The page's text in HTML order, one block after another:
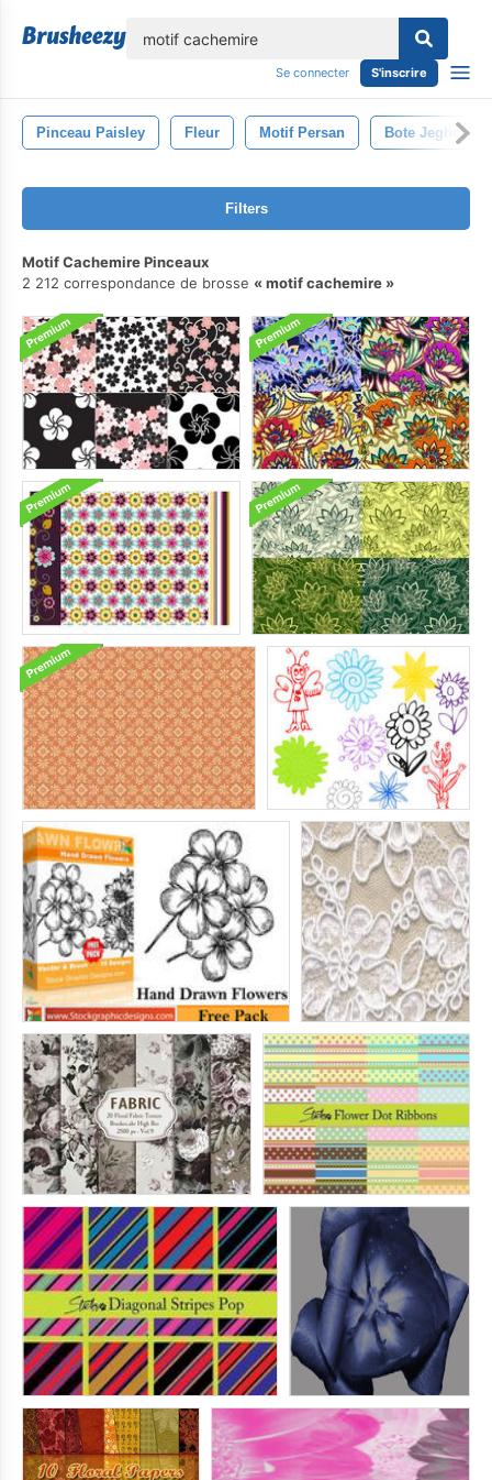
Se connecter S'inscrire
Pinceau Paisley Fleur Motif Persan Bote Jeghe
Filters
Motif Cachemire Pinceaux
2 212 correspondance de brosse
motif cachemire